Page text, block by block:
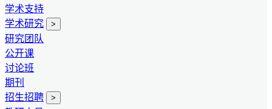
学术支持
学术研究
>
研究团队
公开课
讨论班
期刊
招生招聘
>